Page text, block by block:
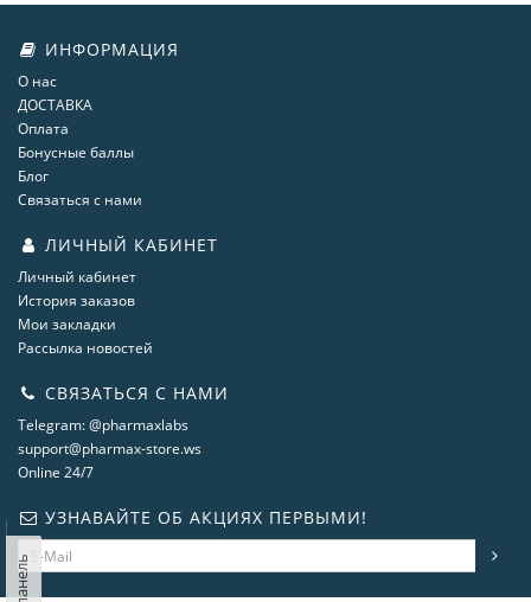
ИНФОРМАЦИЯ
О нас
ДОСТАВКА
Оплата
Бонусные баллы
Блог
Связаться с нами
ЛИЧНЫЙ КАБИНЕТ
Личный кабинет
История заказов
Мои закладки
Рассылка новостей
СВЯЗАТЬСЯ С НАМИ
Telegram: @pharmaxlabs
support@pharmax-store.ws
Online 24/7
УЗНАВАЙТЕ ОБ АКЦИЯХ ПЕРВЫМИ!